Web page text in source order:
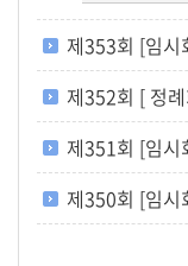
제353회 [임
제352회 [ 정
제351회 [임
제350회 [임